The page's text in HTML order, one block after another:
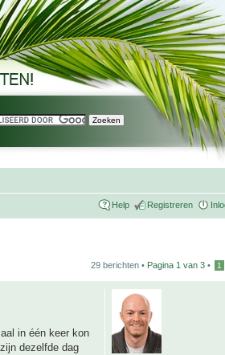
Help Registreren
29 berichten • Pagina 1 van 3 • 1
in één keer kon
dezelfde dag